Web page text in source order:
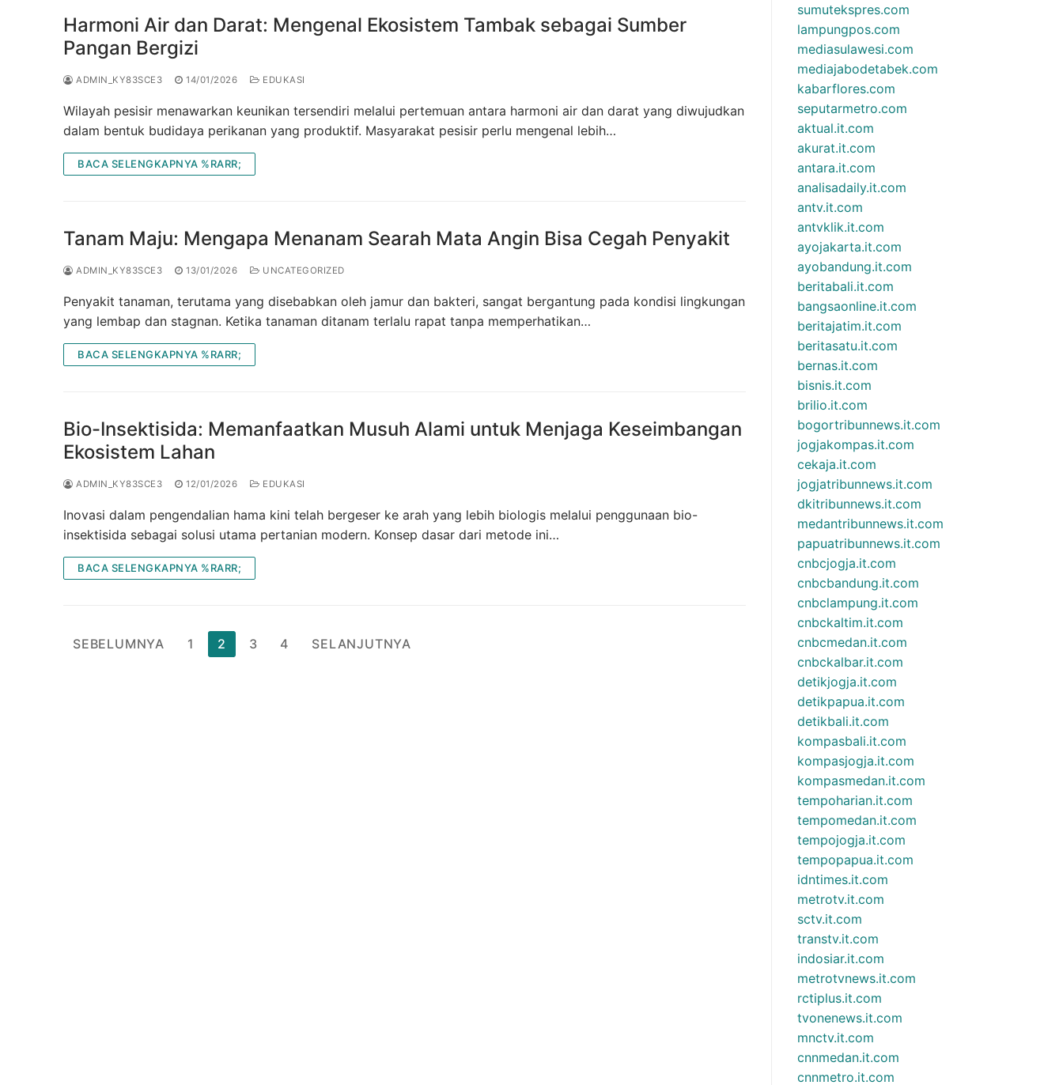
Harmoni Air dan Darat: Mengenal Ekosistem Tambak sebagai Sumber
Pangan Bergizi
ADMIN_KY83SCE3 14/01/2026 EDUKASI
Wilayah pesisir menawarkan keunikan tersendiri melalui pertemuan antara harmoni air dan darat yang diwujudkan
dalam bentuk budidaya perikanan yang produktif. Masyarakat pesisir perlu mengenal lebih…
BACA SELENGKAPNYA %RARR;
Tanam Maju: Mengapa Menanam Searah Mata Angin Bisa Cegah Penyakit
ADMIN_KY83SCE3 13/01/2026 UNCATEGORIZED
Penyakit tanaman, terutama yang disebabkan oleh jamur dan bakteri, sangat bergantung pada kondisi lingkungan
yang lembap dan stagnan. Ketika tanaman ditanam terlalu rapat tanpa memperhatikan…
BACA SELENGKAPNYA %RARR;
Bio-Insektisida: Memanfaatkan Musuh Alami untuk Menjaga Keseimbangan
Ekosistem Lahan
ADMIN_KY83SCE3 12/01/2026 EDUKASI
Inovasi dalam pengendalian hama kini telah bergeser ke arah yang lebih biologis melalui penggunaan bio-
insektisida sebagai solusi utama pertanian modern. Konsep dasar dari metode ini…
BACA SELENGKAPNYA %RARR;
Paginasi
SEBELUMNYA 1 2 3 4 SELANJUTNYA
sumutekspres.com
lampungpos.com
mediasulawesi.com
mediajabodetabek.com
kabarflores.com
seputarmetro.com
aktual.it.com
akurat.it.com
antara.it.com
analisadaily.it.com
antv.it.com
antvklik.it.com
ayojakarta.it.com
ayobandung.it.com
beritabali.it.com
bangsaonline.it.com
beritajatim.it.com
beritasatu.it.com
bernas.it.com
bisnis.it.com
brilio.it.com
bogortribunnews.it.com
jogjakompas.it.com
cekaja.it.com
jogjatribunnews.it.com
dkitribunnews.it.com
medantribunnews.it.com
papuatribunnews.it.com
cnbcjogja.it.com
cnbcbandung.it.com
cnbclampung.it.com
cnbckaltim.it.com
cnbcmedan.it.com
cnbckalbar.it.com
detikjogja.it.com
detikpapua.it.com
detikbali.it.com
kompasbali.it.com
kompasjogja.it.com
kompasmedan.it.com
tempoharian.it.com
tempomedan.it.com
tempojogja.it.com
tempopapua.it.com
idntimes.it.com
metrotv.it.com
sctv.it.com
transtv.it.com
indosiar.it.com
metrotvnews.it.com
rctiplus.it.com
tvonenews.it.com
mnctv.it.com
cnnmedan.it.com
cnnmetro.it.com